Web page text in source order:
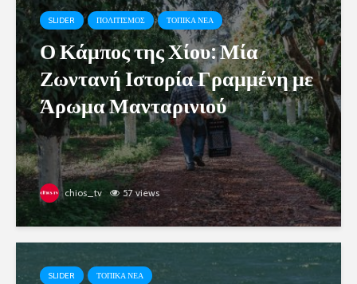
SLIDER ΠΟΛΙΤΙΣΜΟΣ ΤΟΠΙΚΑ ΝΕΑ
Ο Κάμπος της Χίου: Μία
Ζωντανή Ιστορία Γραμμένη με
Άρωμα Μανταρινιού
chios_tv 57 views
SLIDER ΤΟΠΙΚΑ ΝΕΑ